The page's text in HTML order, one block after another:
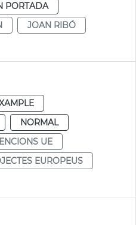
PORTADA
JOAN RIBÓ
NORMAL
UE
EUROPEUS